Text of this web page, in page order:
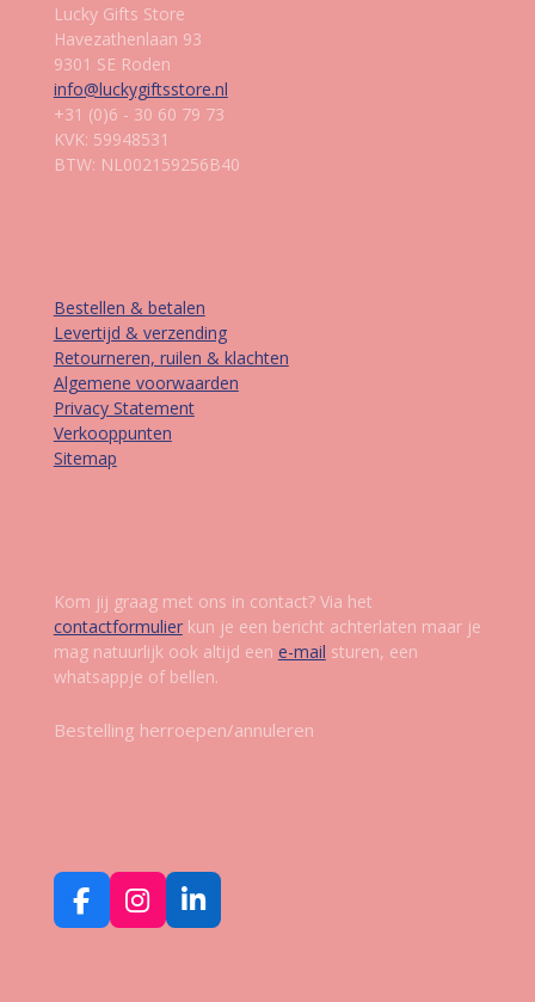
Lucky Gifts Store
Havezathenlaan 93
9301 SE Roden
info@luckygiftsstore.nl
+31 (0)6 - 30 60 79 73
KVK: 59948531
BTW: NL002159256B40
Bestellen & betalen
Levertijd & verzending
Retourneren, ruilen & klachten
Algemene voorwaarden
Privacy Statement
Verkooppunten
Sitemap
Kom jij graag met ons in contact? Via het
contactformulierkun je een bericht achterlaten maar je
mag natuurlijk ook altijd een e-mail sturen, een
whatsappje of bellen.
Bestelling herroepen/annuleren
F
a
I
n
L
i